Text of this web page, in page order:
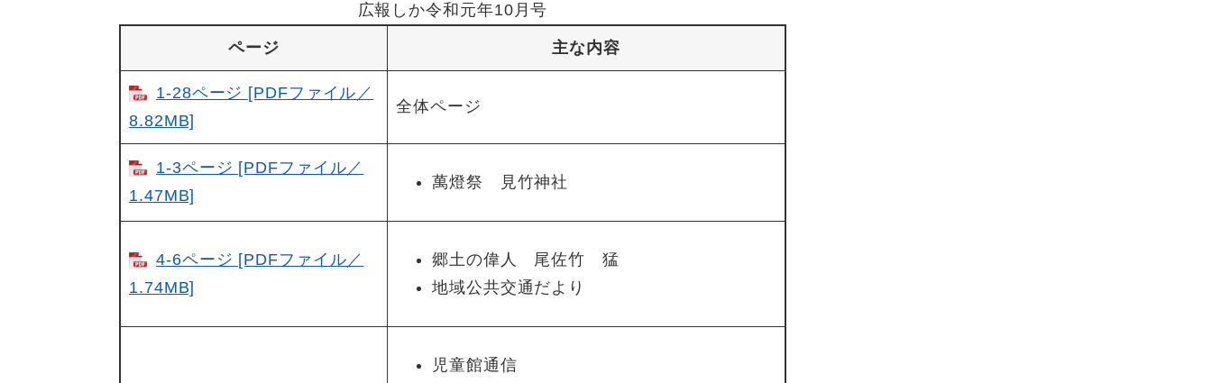
広報しか令和元年10月号
ページ 主な内容
1-28ページ [PDFファイル／
8.82MB]
全体ページ
1-3ページ [PDFファイル／
1.47MB]
萬燈祭 見竹神社
4-6ページ [PDFファイル／
1.74MB]
郷土の偉人 尾佐竹 猛
地域公共交通だより
児童館通信